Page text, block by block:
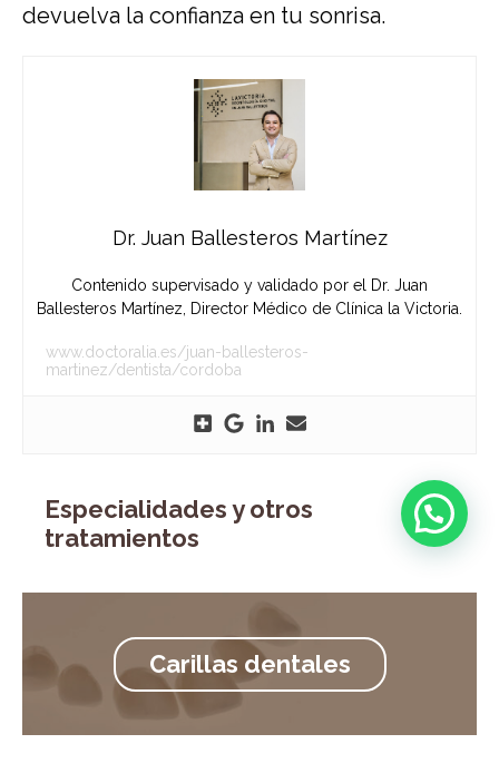
devuelva la confianza en tu sonrisa.
Dr. Juan Ballesteros Martínez
Contenido supervisado y validado por el Dr. Juan
Ballesteros Martínez, Director Médico de Clínica la Victoria.
www.doctoralia.es/juan-ballesteros-
martinez/dentista/cordoba
Especialidades y otros
tratamientos
Carillas dentales